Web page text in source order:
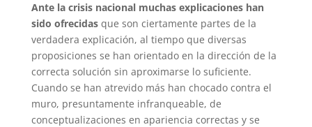
Ante la crisis nacional muchas explicaciones han
sido ofrecidasque son ciertamente partes de la
verdadera explicación, al tiempo que diversas
proposiciones se han orientado en la dirección de la
correcta solución sin aproximarse lo suficiente.
Cuando se han atrevido más han chocado contra el
muro, presuntamente infranqueable, de
conceptualizaciones en apariencia correctas y se